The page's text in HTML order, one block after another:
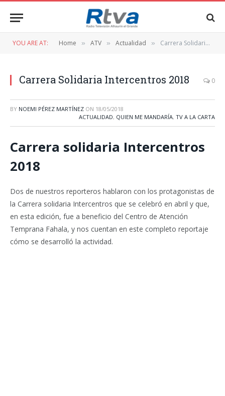
YOU ARE AT: Home » ATV » Actualidad » Carrera Solidaria Intercentros 2018
Carrera Solidaria Intercentros 2018 0
BY NOEMI PÉREZ MARTÍNEZ ON 18/05/2018
ACTUALIDAD, QUIEN ME MANDARÍA, TV A LA CARTA
Carrera solidaria Intercentros
2018
Dos de nuestros reporteros hablaron con los protagonistas de
la Carrera solidaria Intercentros que se celebró en abril y que,
en esta edición, fue a beneficio del Centro de Atención
Temprana Fahala, y nos cuentan en este completo reportaje
cómo se desarrolló la actividad.